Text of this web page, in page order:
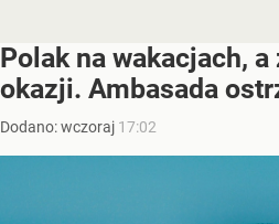
Polak na wakacjach,
okazji. Ambasada
Dodano:wczoraj 17:02